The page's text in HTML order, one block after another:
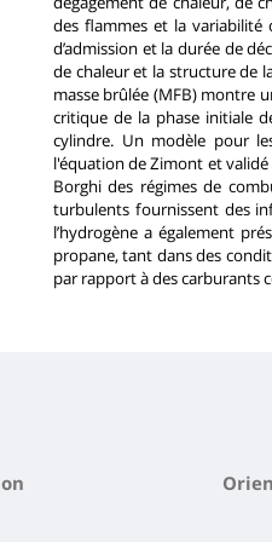
des flammes et la variabilité
d’admission et la durée de
de chaleur et la structure de
masse brûlée (MFB) montre
critique de la phase initiale
cylindre. Un modèle pour
l'équation de Zimont et
Borghi des régimes de
turbulents fournissent des
l’hydrogène a également
propane, tant dans des
par rapport à des carburants